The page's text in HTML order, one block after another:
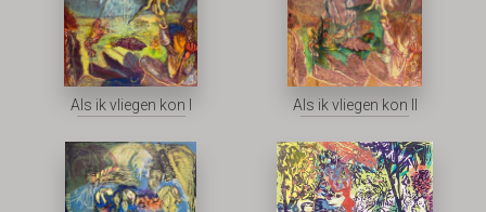
Als ik vliegen kon I Als ik vliegen kon II